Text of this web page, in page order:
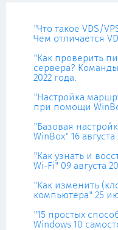
"Что такое VDS/
Чем отличается
"Как проверить
сервера? Команды
2022 года.
"Настройка
при помощи
"Базовая
WinBox" 16 августа
"Как узнать и
Wi-Fi" 09 августа
"Как изменить
компьютера" 25
"15 простых
Windows 10